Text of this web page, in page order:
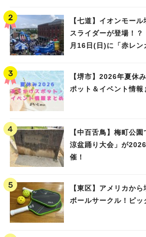
【七道】イオンモー
スライダーが登場！
月16日(日)に「赤レ
【堺市】2026年夏休
ポット＆イベント情報
【中百舌鳥】梅町公
涼盆踊り大会」が
催！
【東区】アメリカか
ボールサークル！ピッ